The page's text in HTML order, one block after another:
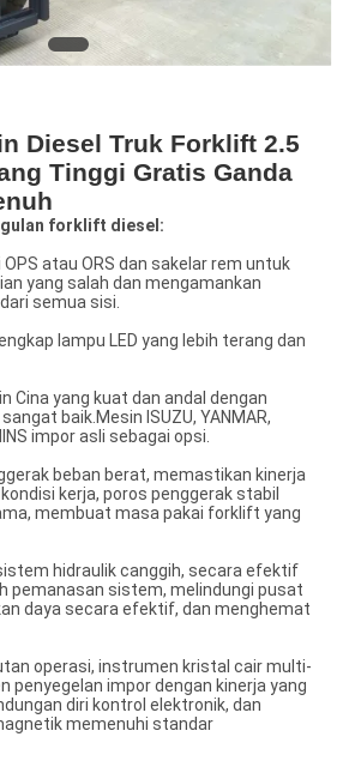
Diesel Truk Forklift 2.5
Tinggi Gratis Ganda
forklift diesel:
atau ORS dan sakelar rem untuk
yang salah dan mengamankan
semua sisi.
lampu LED yang lebih terang dan
Cina yang kuat dan andal dengan
baik.Mesin ISUZU, YANMAR,
impor asli sebagai opsi.
beban berat, memastikan kinerja
kerja, poros penggerak stabil
membuat masa pakai forklift yang
hidraulik canggih, secara efektif
pemanasan sistem, melindungi pusat
daya secara efektif, dan menghemat
operasi, instrumen kristal cair multi-
penyegelan impor dengan kinerja yang
diri kontrol elektronik, dan
memenuhi standar